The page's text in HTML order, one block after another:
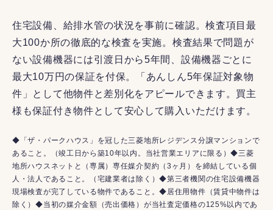
住宅設備、給排水管の状況を事前に確認。検査項目最
大100か所の徹底的な検査を実施。検査結果で問題が
ない設備機器には引渡日から5年間、設備機器ごとに
最大10万円の保証を付保。「あんしん5年保証対象物
件」として他物件と差別化をアピールできます。買主
様も保証付き物件として安心して購入いただけます。
◆「ザ・パークハウス」を冠した三菱地所レジデンス分譲マンションで
あること。（竣工日から築10年以内。当社営業エリアに限る）◆三菱
地所ハウスネットと（専属）専任媒介契約（3ヶ月）を締結している個
人・法人であること。（宅建業者は除く）◆第三者機関の住宅設備機器
現場検査が完了している物件であること。◆居住用物件（賃貸中物件は
除く）◆当初の媒介金額（売出価格）が当社査定価格の125%以内であ